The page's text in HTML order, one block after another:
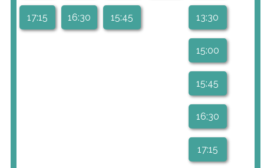
17:15 16:30 15:45 13:30
15:00
15:45
16:30
17:15